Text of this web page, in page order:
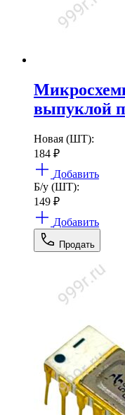
выпуклой
Новая (ШТ):
184 ₽
Добавить
Б/у (ШТ):
149 ₽
Добавить
Продать